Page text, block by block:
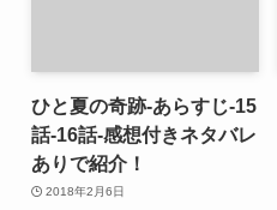
ひと夏の奇跡-あらすじ-15
話-16話-感想付きネタバレ
ありで紹介！
2018年2月6日